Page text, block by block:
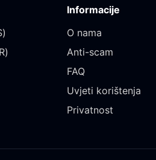
Informacije
O nama
Anti-scam
FAQ
Uvjeti korištenja
Privatnost